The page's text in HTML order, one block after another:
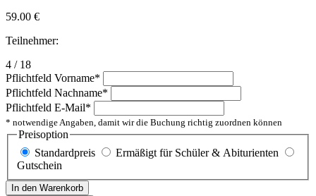
59.00 €
Teilnehmer:
4 / 18
Pflichtfeld Vorname*
Pflichtfeld Nachname*
Pflichtfeld E-Mail*
* notwendige Angaben, damit wir die Buchung richtig zuordnen können
Preisoption
Standardpreis
Ermäßigt für Schüler & Abiturienten
Gutschein